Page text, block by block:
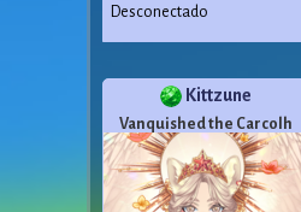
Desconectado
Kittzune
Vanquished the Carcolh